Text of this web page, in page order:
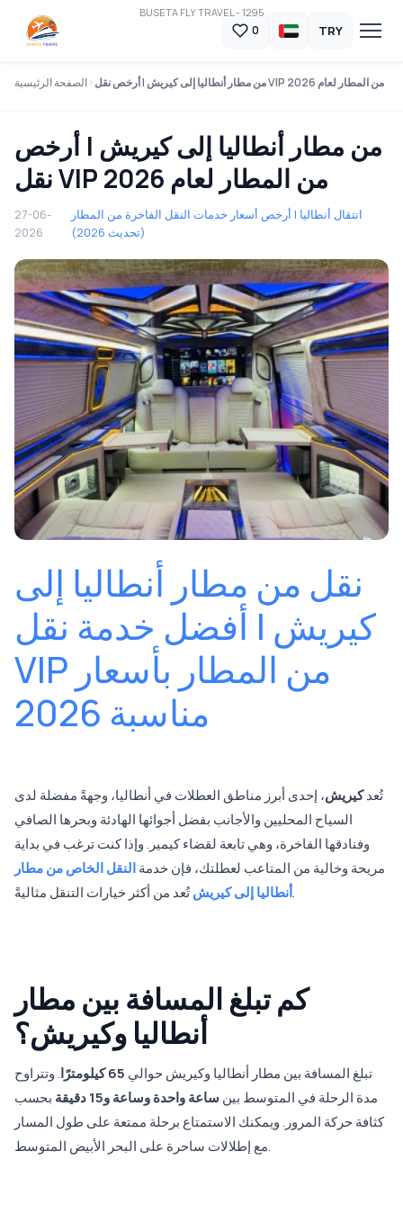
BUSETA FLY TRAVEL - 1295
0 TRY
الصفحة الرئيسية من مطار أنطاليا إلى كيريش | أرخص نقل VIP من المطار لعام 2026
من مطار أنطاليا إلى كيريش | أرخص
نقل VIP من المطار لعام 2026
27-06-
2026
انتقال أنطاليا | أرخص أسعار خدمات النقل الفاخرة من المطار
(تحديث 2026)
نقل من مطار أنطاليا إلى
كيريش | أفضل خدمة نقل
VIP من المطار بأسعار
مناسبة 2026
تُعدكيريش، إحدى أبرز مناطق العطلات في أنطاليا، وجهةً مفضلة لدى
السياح المحليين والأجانب بفضل أجوائها الهادئة وبحرها الصافي
وفنادقها الفاخرة، وهي تابعة لقضاء كيمير. وإذا كنت ترغب في بداية
مريحة وخالية من المتاعب لعطلتك، فإن خدمةالنقل الخاص من مطار
أنطاليا إلى كيريشتُعد من أكثر خيارات التنقل مثاليةً.
كم تبلغ المسافة بين مطار
أنطاليا وكيريش؟
تبلغ المسافة بين مطار أنطاليا وكيريش حوالي 65 كيلومترًا
. وتتراوح
مدة الرحلة في المتوسط بين ساعة واحدة وساعة و15 دقيقة
بحسب
كثافة حركة المرور. ويمكنك الاستمتاع برحلة ممتعة على طول المسار
مع إطلالات ساحرة على البحر الأبيض المتوسط.